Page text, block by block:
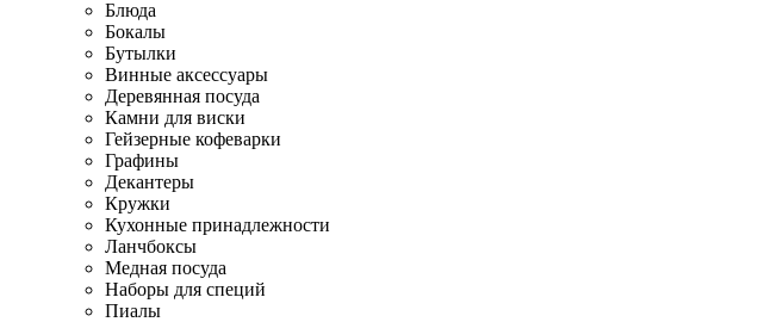
Блюда
Бокалы
Бутылки
Винные аксессуары
Деревянная посуда
Камни для виски
Гейзерные кофеварки
Графины
Декантеры
Кружки
Кухонные принадлежности
Ланчбоксы
Медная посуда
Наборы для специй
Пиалы